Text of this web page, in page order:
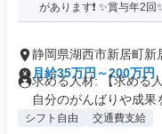
があります❗ ✨賞与年2回
静岡県湖西市新居町新
月給35万円～200万円
求める人材: 【求める
自分のがんばりや成果
シフト自由 交通費支給